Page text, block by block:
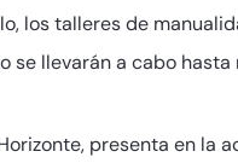
los talleres de
se llevarán a cabo hasta
presenta en la